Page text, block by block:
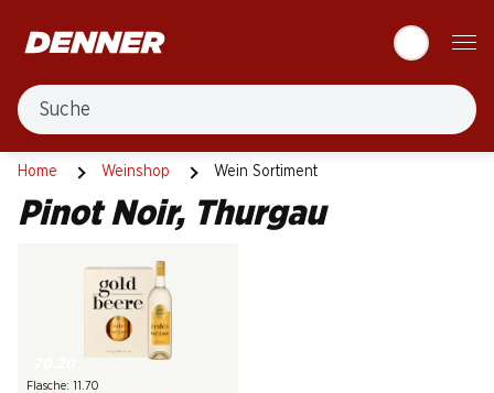
Suche
Home Weinshop Wein Sortiment
Pinot Noir, Thurgau
Pinot Noir
Flasche: 11.70